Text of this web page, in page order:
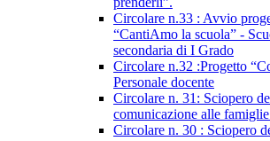
Circolare n.33 : Avvio
“CantiAmo la scuola” -
secondaria di I Grado
Circolare n.32 :Progetto
Personale docente
Circolare n. 31: Sciopero
comunicazione alle famiglie
Circolare n. 30 : Sciopero